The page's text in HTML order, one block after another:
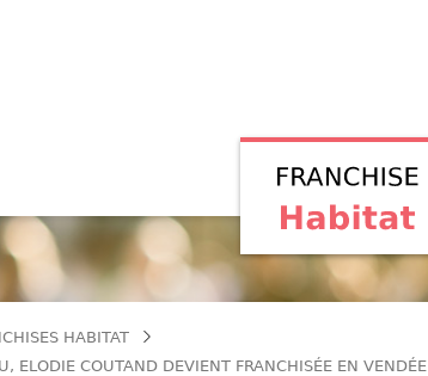
HABITAT
ELODIE COUTAND DEVIENT FRANCHISÉE EN VENDÉE